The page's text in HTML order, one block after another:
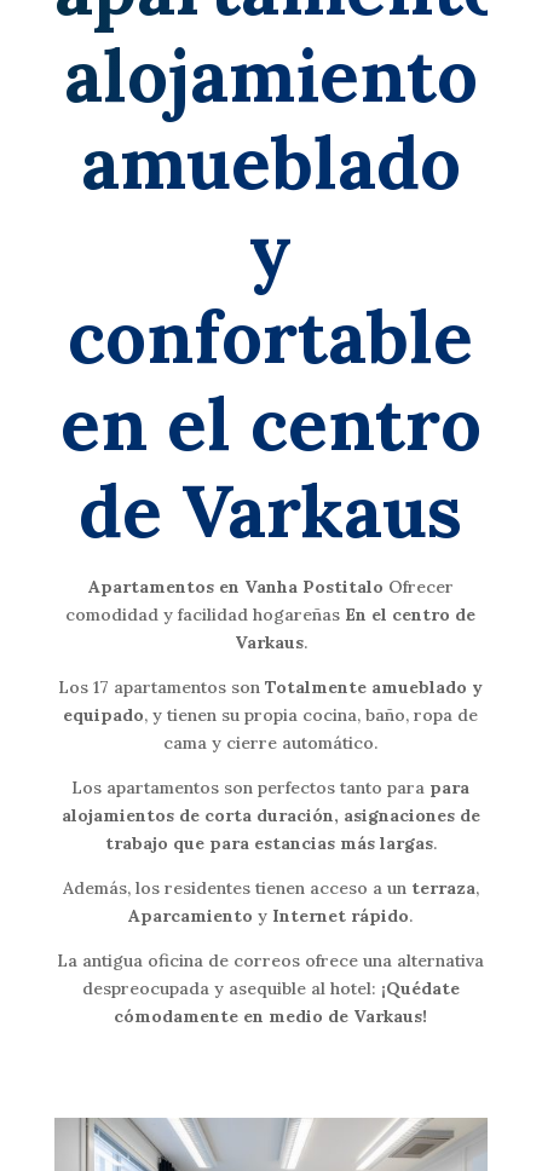
alojamiento
amueblado
y
confortable
en el centro
de Varkaus
Apartamentos en Vanha Postitalo Ofrecer
comodidad y facilidad hogareñas En el centro de
Varkaus.
Los 17 apartamentos sonTotalmente amueblado y
equipado, y tienen su propia cocina, baño, ropa de
cama y cierre automático.
Los apartamentos son perfectos tanto para para
alojamientos de corta duración, asignaciones de
trabajo que para estancias más largas.
Además, los residentes tienen acceso a un terraza,
Aparcamiento y Internet rápido.
La antigua oficina de correos ofrece una alternativa
despreocupada y asequible al hotel: ¡Quédate
cómodamente en medio de Varkaus!